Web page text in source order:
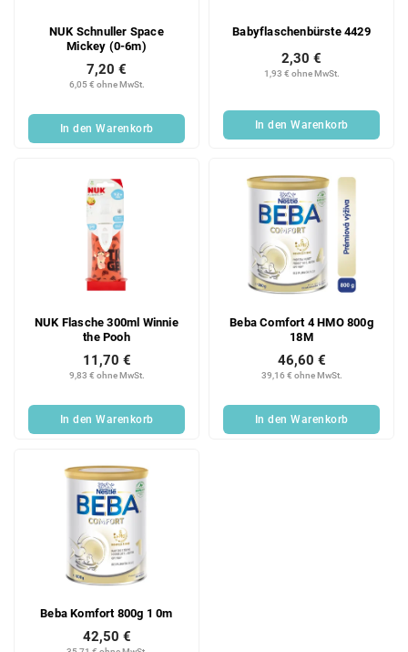
NUK Schnuller Space
Mickey (0-6m)
6,05 € ohne MwSt.
7,20 €
In den Warenkorb
Babyflaschenbürste 4429
1,93 € ohne MwSt.
2,30 €
In den Warenkorb
NUK Flasche 300ml Winnie
the Pooh
9,83 € ohne MwSt.
11,70 €
In den Warenkorb
Beba Comfort 4 HMO 800g
18M
39,16 € ohne MwSt.
46,60 €
In den Warenkorb
Beba Komfort 800g 1 0m
42,50 €